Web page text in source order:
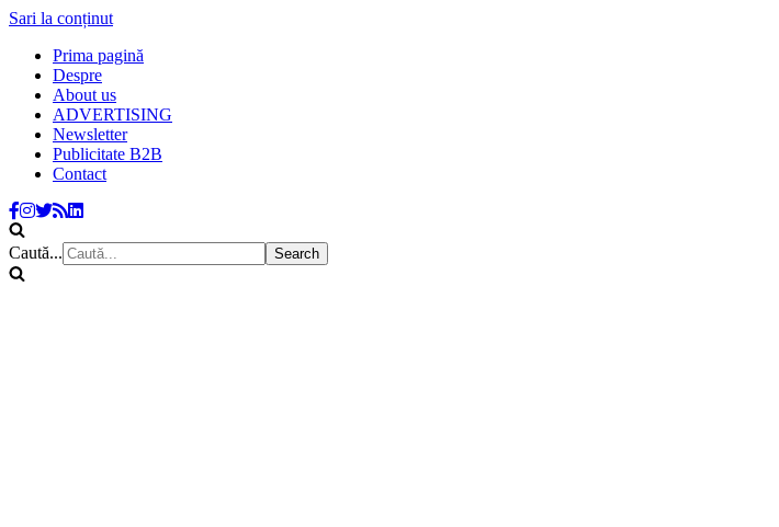
Sari la conținut
Prima pagină
Despre
About us
ADVERTISING
Newsletter
Publicitate B2B
Contact
Caută...